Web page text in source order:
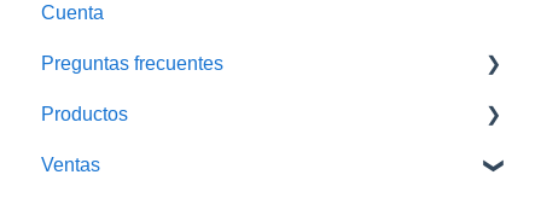
Cuenta
Preguntas frecuentes
Solución de Problemas
Impresora
Productos
Traspasos
Ventas